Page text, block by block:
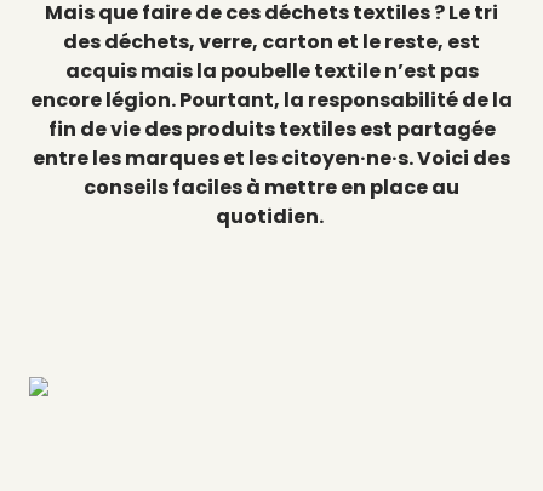
Mais que faire de ces déchets textiles ? Le tri
des déchets, verre, carton et le reste, est
acquis mais la poubelle textile n’est pas
encore légion. Pourtant, la responsabilité de la
fin de vie des produits textiles est partagée
entre les marques et les citoyen·ne·s. Voici des
conseils faciles à mettre en place au
quotidien.